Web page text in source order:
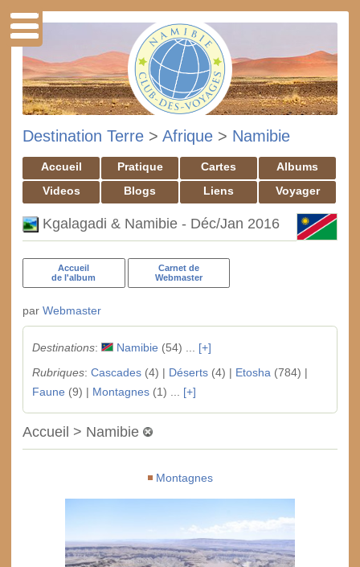
Destination Terre > Afrique > Namibie
Accueil Pratique Cartes
Albums
Videos
Blogs Liens Voyager
Kgalagadi & Namibie - Déc/Jan 2016
Accueil
de l'album
Carnet de
Webmaster
par Webmaster
Destinations: Namibie (54) ... [+]
Rubriques: Cascades(4) | Déserts(4) | Etosha (784) |
Faune (9) | Montagnes(1) ... [+]
Accueil > Namibie
Montagnes